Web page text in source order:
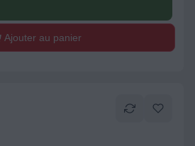
Ajouter au panier